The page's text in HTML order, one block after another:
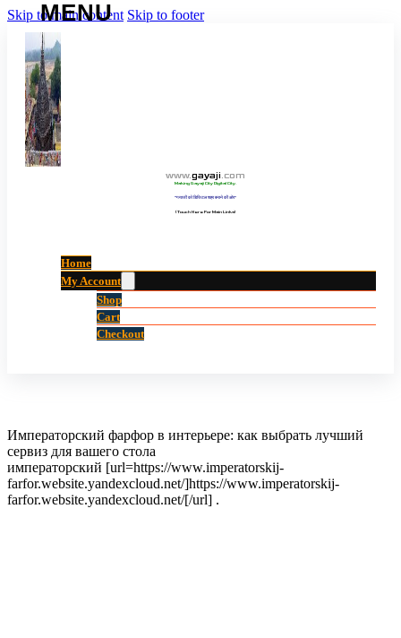
Skip to main content Skip to footer
www.gayaji.com
Making Gayaji City Digital City.
“गयाजी को डिजिटल शहर बनाने की ओर”
(Touch Here For Main Links)
Home
My Account
Shop
Cart
Checkout
Императорский фарфор в интерьере: как выбрать лучший
сервиз для вашего стола
императорский [url=https://www.imperatorskij-
farfor.website.yandexcloud.net/]https://www.imperatorskij-
farfor.website.yandexcloud.net/[/url] .